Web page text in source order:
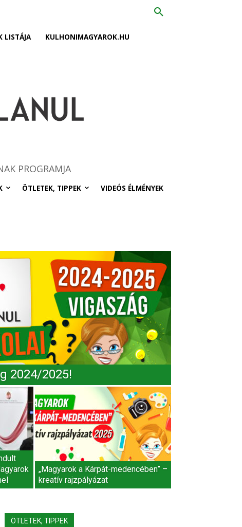
LISTÁJA KULHONIMAGYAROK.HU
PROGRAMJA
ÖTLETEK, TIPPEK VIDEÓS ÉLMÉNYEK
2024/2025!
„Magyarok a Kárpát-medencében” –
kreatív rajzpályázat
ÖTLETEK, TIPPEK